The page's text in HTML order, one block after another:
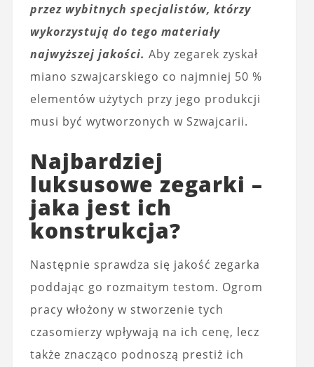
przez wybitnych specjalistów, którzy
wykorzystują do tego materiały
najwyższej jakości. Aby zegarek zyskał
miano szwajcarskiego co najmniej 50 %
elementów użytych przy jego produkcji
musi być wytworzonych w Szwajcarii.
Najbardziej
luksusowe zegarki –
jaka jest ich
konstrukcja?
Następnie sprawdza się jakość zegarka
poddając go rozmaitym testom. Ogrom
pracy włożony w stworzenie tych
czasomierzy wpływają na ich cenę, lecz
także znacząco podnoszą prestiż ich